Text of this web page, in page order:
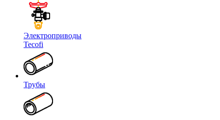
Электроприводы
Tecofi
Трубы